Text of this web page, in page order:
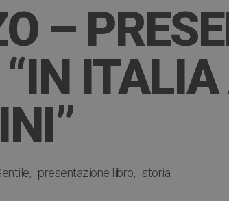
–
presentazione libro storia